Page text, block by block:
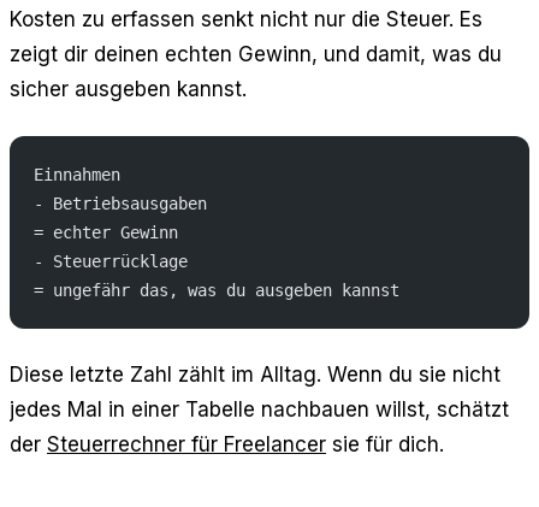
Kosten zu erfassen senkt nicht nur die Steuer. Es
zeigt dir deinen echten Gewinn, und damit, was du
sicher ausgeben kannst.
Einnahmen
- Betriebsausgaben
= echter Gewinn
- Steuerrücklage
= ungefähr das, was du ausgeben kannst
Diese letzte Zahl zählt im Alltag. Wenn du sie nicht
jedes Mal in einer Tabelle nachbauen willst, schätzt
der Steuerrechner für Freelancer sie für dich.